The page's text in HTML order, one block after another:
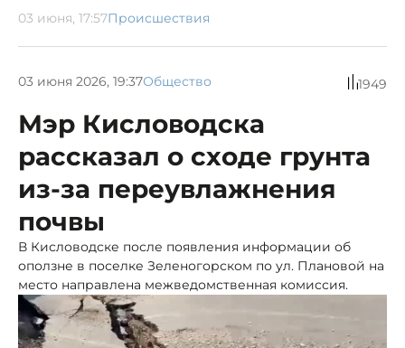
03 июня, 17:57Происшествия
03 июня 2026, 19:37Общество 1949
Мэр Кисловодска
рассказал о сходе грунта
из-за переувлажнения
почвы
В Кисловодске после появления информации об
оползне в поселке Зеленогорском по ул. Плановой на
место направлена межведомственная комиссия.